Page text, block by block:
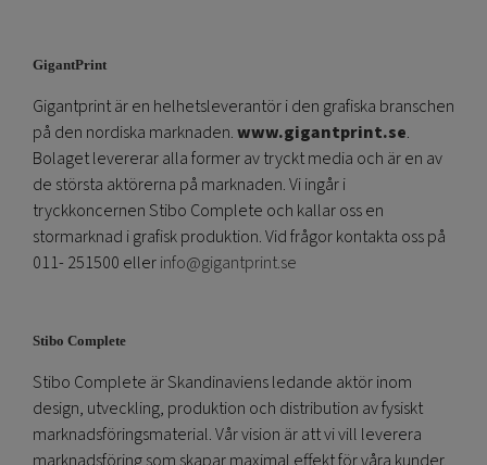
GigantPrint
Gigantprint är en helhetsleverantör i den grafiska branschen
på den nordiska marknaden.www.gigantprint.se.
Bolaget levererar alla former av tryckt media och är en av
de största aktörerna på marknaden. Vi ingår i
tryckkoncernen Stibo Complete och kallar oss en
stormarknad i grafisk produktion. Vid frågor kontakta oss på
011- 251500 ellerinfo@gigantprint.se
Stibo Complete
Stibo Complete är Skandinaviens ledande aktör inom
design, utveckling, produktion och distribution av fysiskt
marknadsföringsmaterial. Vår vision är att vi vill leverera